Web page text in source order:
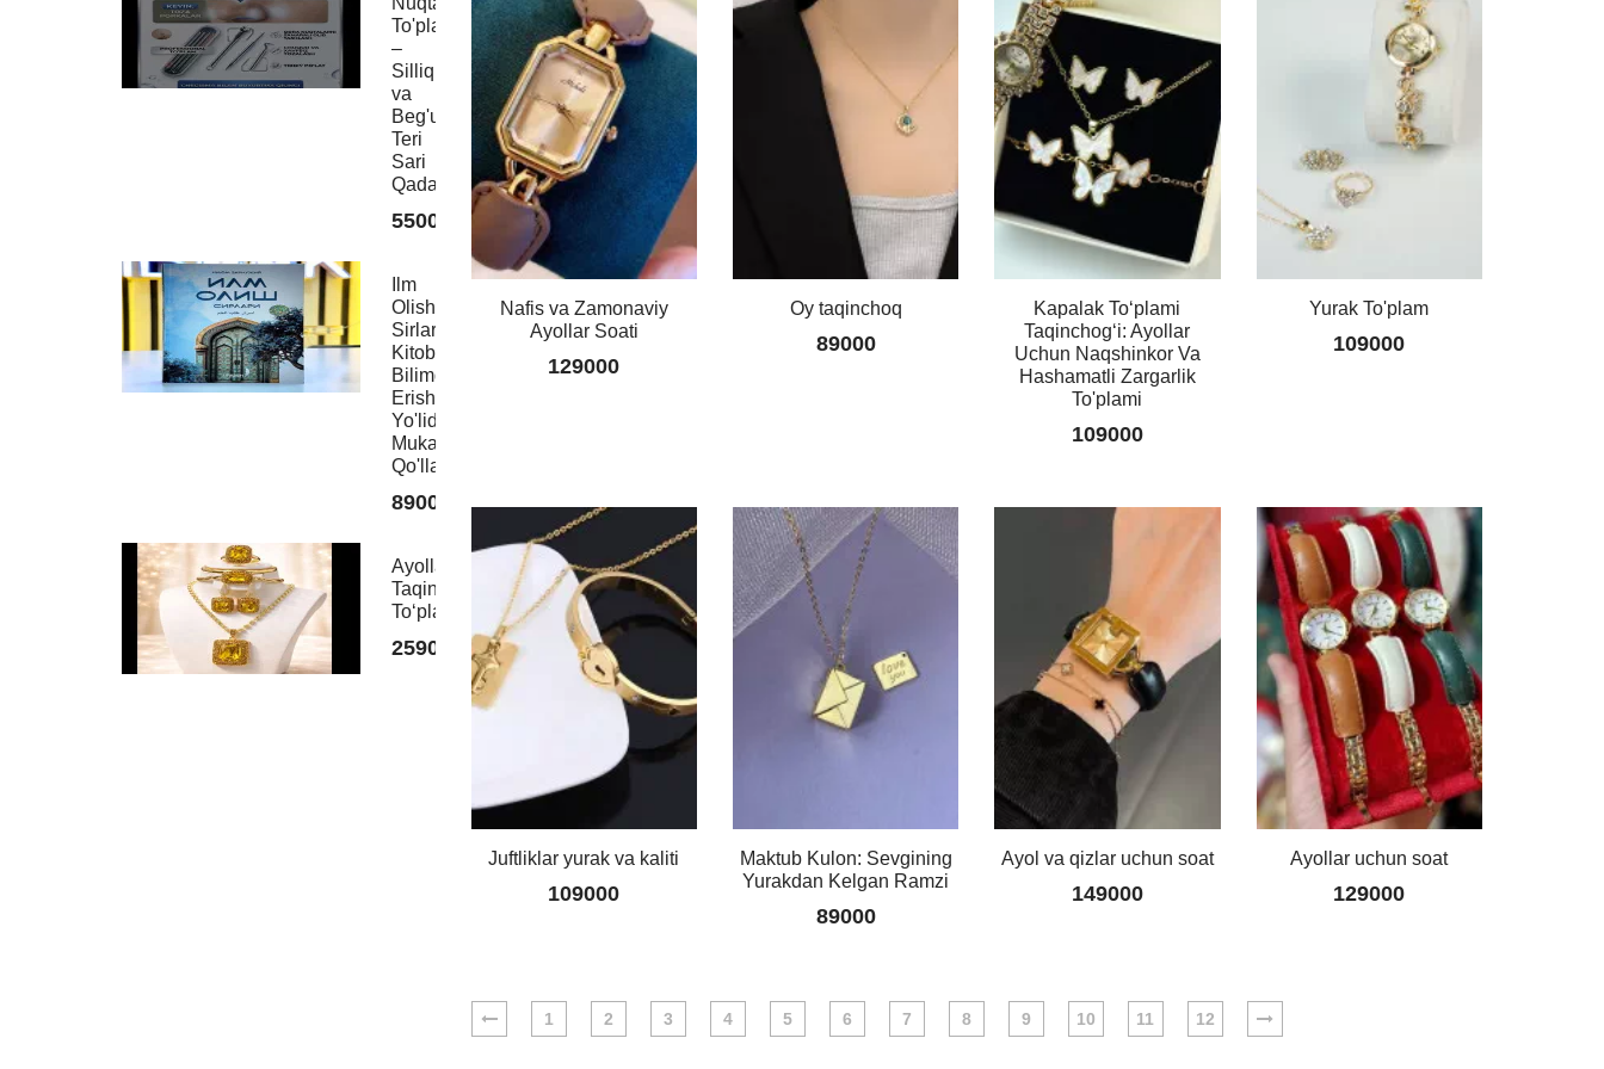
To'plami
–
Silliq
va
Ilm
Olish
Sirlari
Kitobi:
Bilimga
Erishish
Ayollar
Taqinchoqlar
Toʻplami
259000
99000
Moviy
Toplam
Ayollar
uchun!
99000
Mini
Antistress
Klaviatura
Keychain
49000
–
Sevgini
Uzum
Quruq
Sovun
99000
Nafis va Zamonaviy
Ayollar Soati
129000
Oy taqinchoq
89000
Kapalak To‘plami
Taqinchog‘i: Ayollar
Uchun Naqshinkor Va
Hashamatli Zargarlik
To'plami
109000
Yurak To'plam
109000
Juftliklar yurak va kaliti
109000
Maktub Kulon: Sevgining
Yurakdan Kelgan Ramzi
89000
Ayol va qizlar uchun soat
149000
Ayollar uchun soat
129000
1 2 3 4 5 6 7 8 9 10 11 12